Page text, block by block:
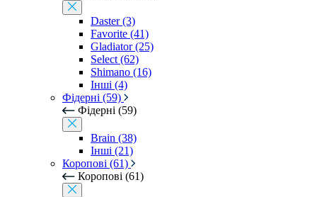
Daster (3)
Favorite (41)
Gladiator (25)
Select (62)
Shimano (16)
Інші (4)
Фідерні (59)
Фідерні (59)
Brain (38)
Інші (21)
Коропові (61)
Коропові (61)